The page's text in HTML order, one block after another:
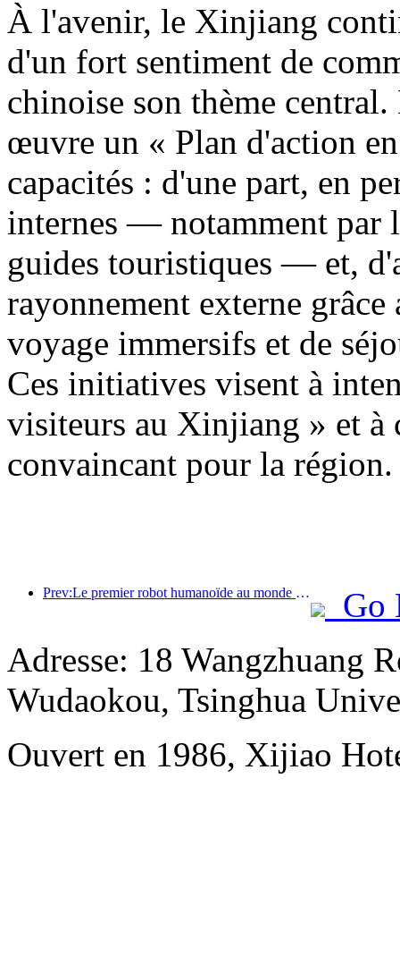
À l'avenir, le Xinjiang
d'un fort sentiment de
chinoise son thème
œuvre un « Plan d'action
capacités : d'une part, en
internes — notamment par
guides touristiques — et,
rayonnement externe
voyage immersifs et de
Ces initiatives visent à
visiteurs au Xinjiang » et à
convaincant pour la région.
Prev:Le premier robot humanoïde au monde dédié aux services de restauration multi-scénarios a été dévoilé.
Go
Adresse: 18 Wangzhuang
Wudaokou, Tsinghua
Ouvert en 1986, Xijiao